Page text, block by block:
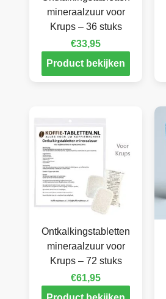
mineraalzuur voor
Krups – 36 stuks
€33,95
Product bekijken
Ontkalkingstabletten
mineraalzuur voor
Krups – 72 stuks
€61,95